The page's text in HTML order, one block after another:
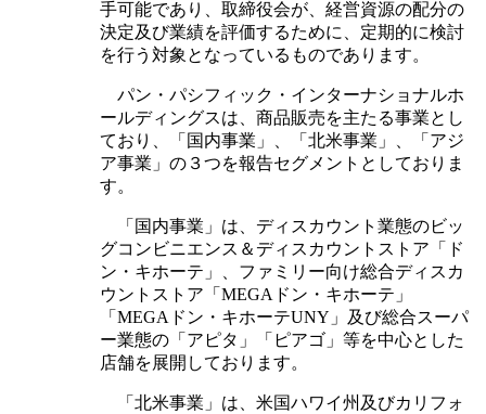
手可能であり、取締役会が、経営資源の配分の
決定及び業績を評価するために、定期的に検討
を行う対象となっているものであります。
パン・パシフィック・インターナショナルホ
ールディングスは、商品販売を主たる事業とし
ており、「国内事業」、「北米事業」、「アジ
ア事業」の３つを報告セグメントとしておりま
す。
「国内事業」は、ディスカウント業態のビッ
グコンビニエンス＆ディスカウントストア「ド
ン・キホーテ」、ファミリー向け総合ディスカ
ウントストア「MEGAドン・キホーテ」
「MEGAドン・キホーテUNY」及び総合スーパ
ー業態の「アピタ」「ピアゴ」等を中心とした
店舗を展開しております。
「北米事業」は、米国ハワイ州及びカリフォ